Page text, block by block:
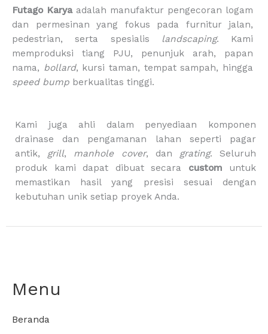
e
b
o
o
k
t
a
g
r
a
m
t
o
k
t
u
b
e
p
p
i
n
g
-
Futago Karyaadalah manufaktur pengecoran logam
dan permesinan yang fokus pada furnitur jalan,
pedestrian, serta spesialis landscaping. Kami
memproduksi tiang PJU, penunjuk arah, papan
nama, bollard, kursi taman, tempat sampah, hingga
speed bump berkualitas tinggi.
Kami juga ahli dalam penyediaan komponen
drainase dan pengamanan lahan seperti pagar
antik, grill, manhole cover, dan grating. Seluruh
produk kami dapat dibuat secara custom untuk
memastikan hasil yang presisi sesuai dengan
kebutuhan unik setiap proyek Anda.
Menu
Beranda